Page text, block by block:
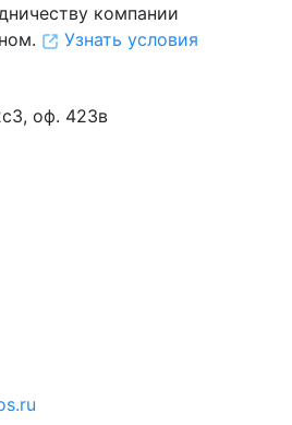
компании
Узнать условия
оф. 423в